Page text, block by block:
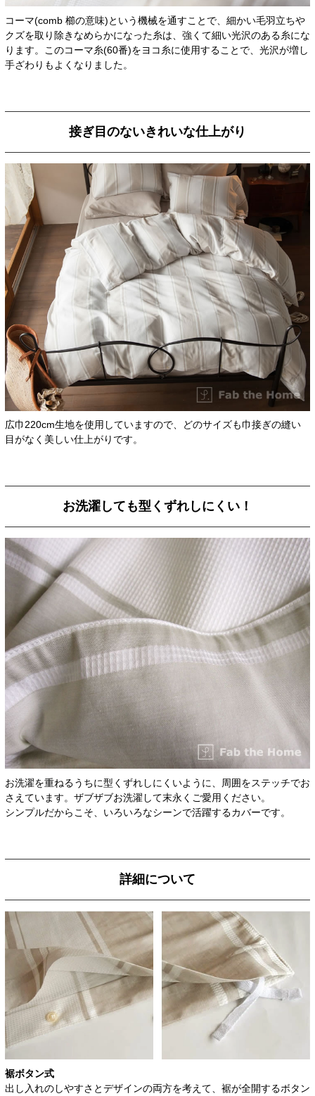
コーマ(comb 櫛の意味)という機械を通すことで、細かい毛羽立ちや
クズを取り除きなめらかになった糸は、強くて細い光沢のある糸にな
ります。このコーマ糸(60番)をヨコ糸に使用することで、光沢が増し
手ざわりもよくなりました。
接ぎ目のないきれいな仕上がり
広巾220cm生地を使用していますので、どのサイズも巾接ぎの縫い
目がなく美しい仕上がりです。
お洗濯しても型くずれしにくい！
お洗濯を重ねるうちに型くずれしにくいように、周囲をステッチでお
さえています。ザブザブお洗濯して末永くご愛用ください。
シンプルだからこそ、いろいろなシーンで活躍するカバーです。
詳細について
裾ボタン式
出し入れのしやすさとデザインの両方を考えて、裾が全開するボタン